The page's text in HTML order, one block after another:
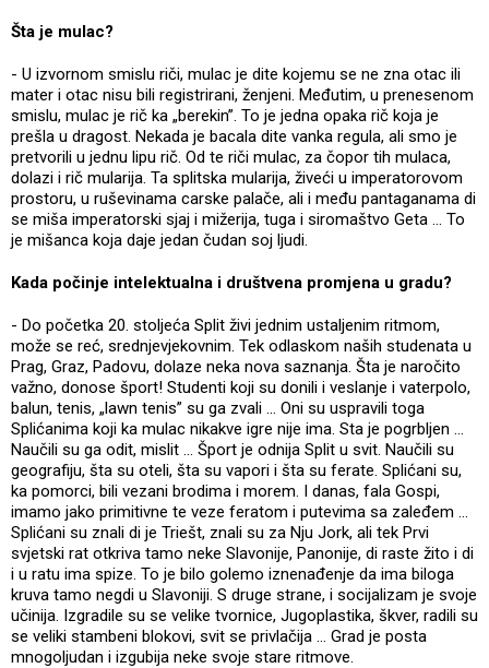
Šta je mulac?
- U izvornom smislu riči, mulac je dite kojemu se ne zna otac ili
mater i otac nisu bili registrirani, ženjeni. Međutim, u prenesenom
smislu, mulac je rič ka „berekin”. To je jedna opaka rič koja je
prešla u dragost. Nekada je bacala dite vanka regula, ali smo je
pretvorili u jednu lipu rič. Od te riči mulac, za čopor tih mulaca,
dolazi i rič mularija. Ta splitska mularija, živeći u imperatorovom
prostoru, u ruševinama carske palače, ali i među pantaganama di
se miša imperatorski sjaj i mižerija, tuga i siromaštvo Geta ... To
je mišanca koja daje jedan čudan soj ljudi.
Kada počinje intelektualna i društvena promjena u gradu?
- Do početka 20. stoljeća Split živi jednim ustaljenim ritmom,
može se reć, srednjevjekovnim. Tek odlaskom naših studenata u
Prag, Graz, Padovu, dolaze neka nova saznanja. Šta je naročito
važno, donose šport! Studenti koji su donili i veslanje i vaterpolo,
balun, tenis, „lawn tenis” su ga zvali ... Oni su uspravili toga
Splićanima koji ka mulac nikakve igre nije ima. Sta je pogrbljen ...
Naučili su ga odit, mislit ... Šport je odnija Split u svit. Naučili su
geografiju, šta su oteli, šta su vapori i šta su ferate. Splićani su,
ka pomorci, bili vezani brodima i morem. I danas, fala Gospi,
imamo jako primitivne te veze feratom i putevima sa zaleđem ...
Splićani su znali di je Triešt, znali su za Nju Jork, ali tek Prvi
svjetski rat otkriva tamo neke Slavonije, Panonije, di raste žito i di
i u ratu ima spize. To je bilo golemo iznenađenje da ima biloga
kruva tamo negdi u Slavoniji. S druge strane, i socijalizam je svoje
učinija. Izgradile su se velike tvornice, Jugoplastika, škver, radili su
se veliki stambeni blokovi, svit se privlačija ... Grad je posta
mnogoljudan i izgubija neke svoje stare ritmove.